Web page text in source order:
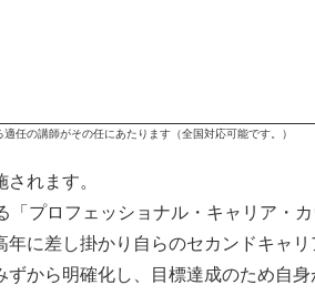
任の講師がその任にあたります（全国対応可能です。）
れます。
「プロフェッショナル・キャリア・
に差し掛かり自らのセカンドキャリ
から明確化し、目標達成のため自身